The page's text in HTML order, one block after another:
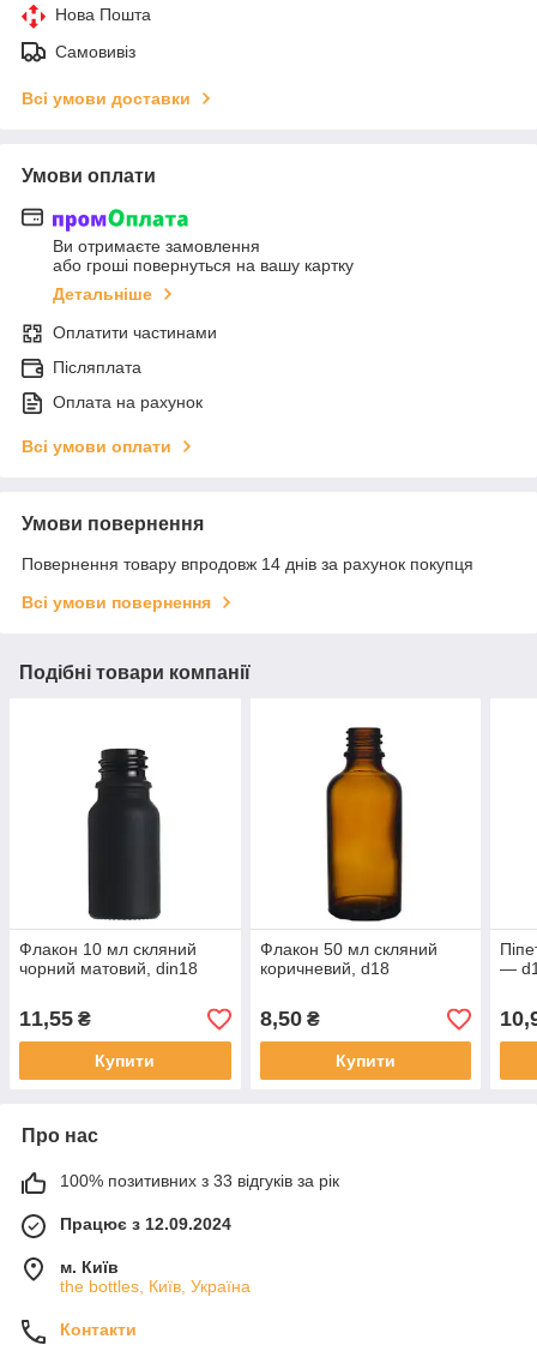
Нова Пошта
Самовивіз
Всі умови доставки
Умови оплати
Ви отримаєте замовлення
або гроші повернуться на вашу картку
Детальніше
Оплатити частинами
Післяплата
Оплата на рахунок
Всі умови оплати
Умови повернення
Повернення товару впродовж 14 днів за рахунок покупця
Всі умови повернення
Подібні товари компанії
Флакон 10 мл скляний
чорний матовий, din18
11,55 ₴
Купити
Флакон 50 мл скляний
коричневий, d18
8,50₴
Купити
—
Про нас
100% позитивних з 33 відгуків за рік
Працює з 12.09.2024
м. Київ
the bottles, Київ, Україна
Контакти